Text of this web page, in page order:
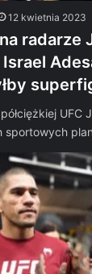
12 kwietnia 2023
radarze
Israel
UFC
sportowych